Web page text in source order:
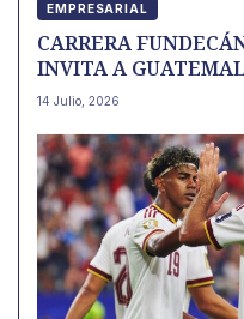
EMPRESARIAL
CARRERA
INVITA A
14 Julio, 2026